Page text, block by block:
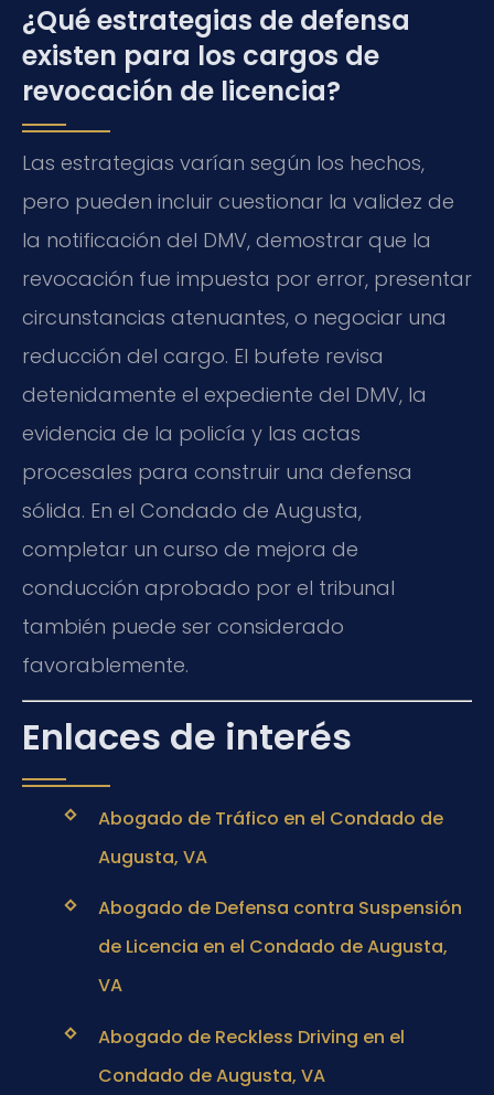
¿Qué estrategias de defensa
existen para los cargos de
revocación de licencia?
Las estrategias varían según los hechos,
pero pueden incluir cuestionar la validez de
la notificación del DMV, demostrar que la
revocación fue impuesta por error, presentar
circunstancias atenuantes, o negociar una
reducción del cargo. El bufete revisa
detenidamente el expediente del DMV, la
evidencia de la policía y las actas
procesales para construir una defensa
sólida. En el Condado de Augusta,
completar un curso de mejora de
conducción aprobado por el tribunal
también puede ser considerado
favorablemente.
Enlaces de interés
Abogado de Tráfico en el Condado de
Augusta, VA
Abogado de Defensa contra Suspensión
de Licencia en el Condado de Augusta,
VA
Abogado de Reckless Driving en el
Condado de Augusta, VA